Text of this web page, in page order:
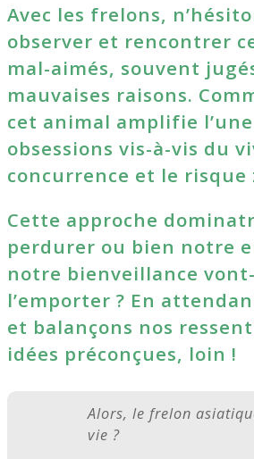
Avec les frelons,
observer et rencontrer
mal-aimés, souvent
mauvaises raisons.
cet animal amplifie
obsessions vis-à-vis du
concurrence et le risque
Cette approche
perdurer ou bien notre
notre bienveillance
l’emporter ? En
et balançons nos
idées préconçues, loin !
Alors, le frelon
vie ?